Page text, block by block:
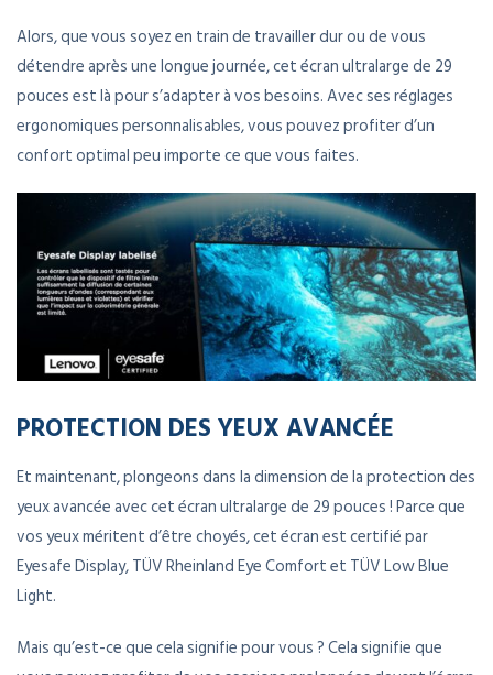
Alors, que vous soyez en train de travailler dur ou de vous
détendre après une longue journée, cet écran ultralarge de 29
pouces est là pour s’adapter à vos besoins. Avec ses réglages
ergonomiques personnalisables, vous pouvez profiter d’un
confort optimal peu importe ce que vous faites.
PROTECTION DES YEUX AVANCÉE
Et maintenant, plongeons dans la dimension de la protection des
yeux avancée avec cet écran ultralarge de 29 pouces ! Parce que
vos yeux méritent d’être choyés, cet écran est certifié par
Eyesafe Display, TÜV Rheinland Eye Comfort et TÜV Low Blue
Light.
Mais qu’est-ce que cela signifie pour vous ? Cela signifie que